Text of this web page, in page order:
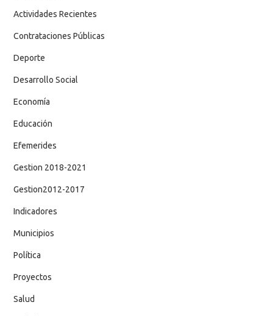
Actividades Recientes
Contrataciones Públicas
Deporte
Desarrollo Social
Economía
Educación
Efemerides
Gestion 2018-2021
Gestion2012-2017
Indicadores
Municipios
Política
Proyectos
Salud